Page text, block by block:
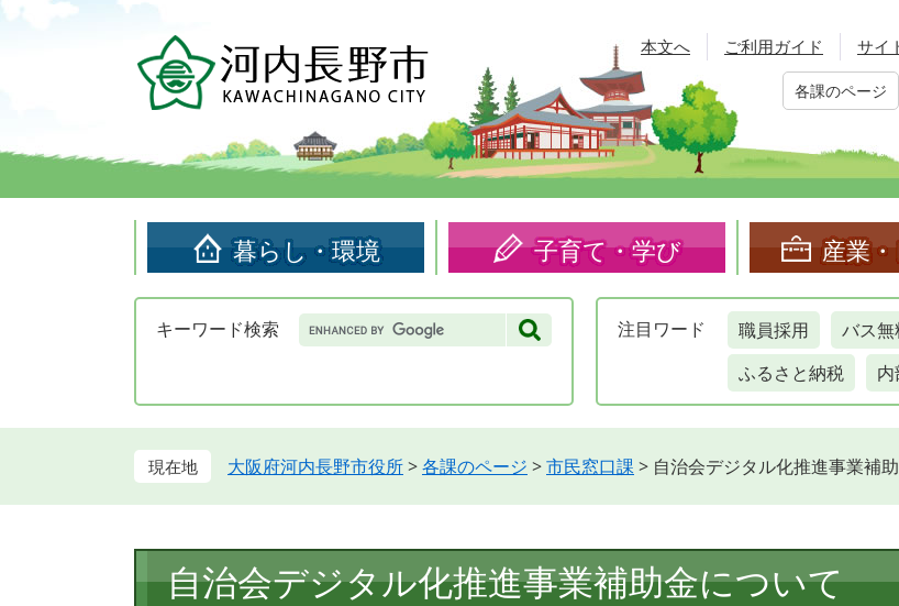
頭
す。
飛
し
本文へ ご利用ガイド サイ
各課のページ
暮らし・環境 子育て・学び 産業
キーワード検索 Google
カ
検
注目 ワード 職員採用 バス
ふるさと納税
大阪府河内長野市役所>各課のページ >市民窓口課 > 自治会デジタル化推進事業補
文
自治会デジタル化推進事業補助金について